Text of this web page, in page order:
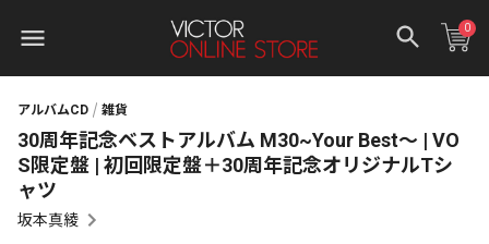
0
アルバムCD 雑貨
30周年記念ベストアルバム M30~Your Best～ | VO
S限定盤 | 初回限定盤＋30周年記念オリジナルTシ
ャツ
坂本真綾